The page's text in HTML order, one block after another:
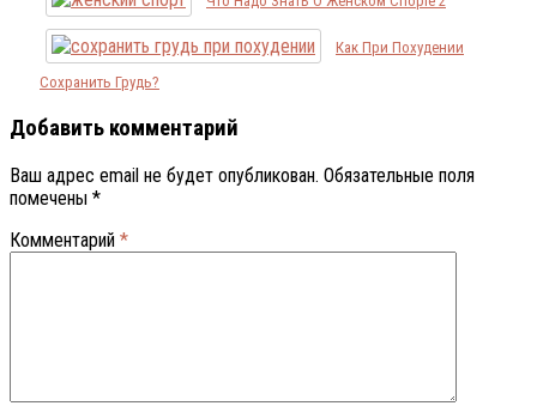
Как При Похудении
Сохранить Грудь?
Добавить комментарий
Ваш адрес email не будет опубликован. Обязательные поля
помечены *
Комментарий *